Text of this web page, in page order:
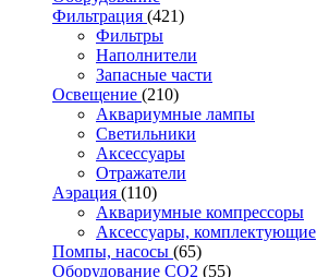
Фильтрация (421)
Фильтры
Наполнители
Запасные части
Освещение (210)
Аквариумные лампы
Светильники
Аксессуары
Отражатели
Аэрация (110)
Аквариумные компрессоры
Аксессуары, комплектующие
Помпы, насосы (65)
Оборудование CO2 (55)